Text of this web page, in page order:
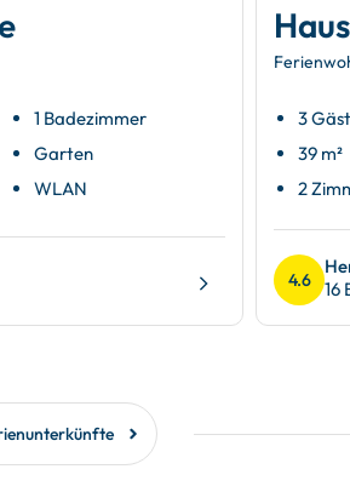
1 Badezimmer
Garten
WLAN
3
39 m²
2
4.6
16